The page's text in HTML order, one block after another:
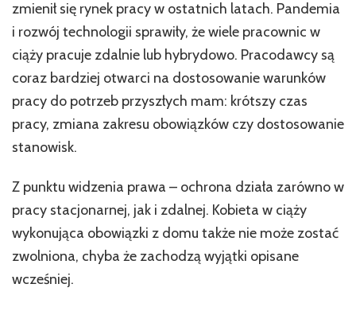
zmienił się rynek pracy w ostatnich latach. Pandemia
i rozwój technologii sprawiły, że wiele pracownic w
ciąży pracuje zdalnie lub hybrydowo. Pracodawcy są
coraz bardziej otwarci na dostosowanie warunków
pracy do potrzeb przyszłych mam: krótszy czas
pracy, zmiana zakresu obowiązków czy dostosowanie
stanowisk.
Z punktu widzenia prawa – ochrona działa zarówno w
pracy stacjonarnej, jak i zdalnej. Kobieta w ciąży
wykonująca obowiązki z domu także nie może zostać
zwolniona, chyba że zachodzą wyjątki opisane
wcześniej.